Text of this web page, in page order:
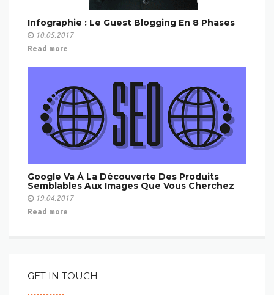
Infographie : Le Guest Blogging En 8 Phases
10.05.2017
Read more
Google Va À La Découverte Des Produits
Semblables Aux Images Que Vous Cherchez
19.04.2017
Read more
GET IN TOUCH